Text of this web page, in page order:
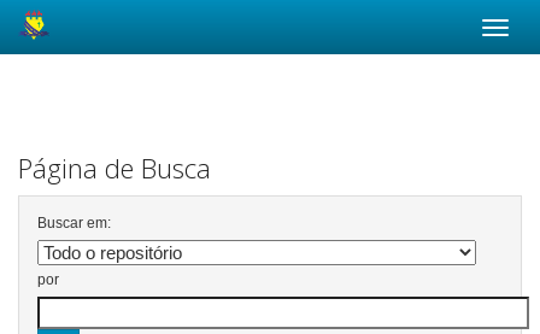
Página de Busca
Buscar em:
por